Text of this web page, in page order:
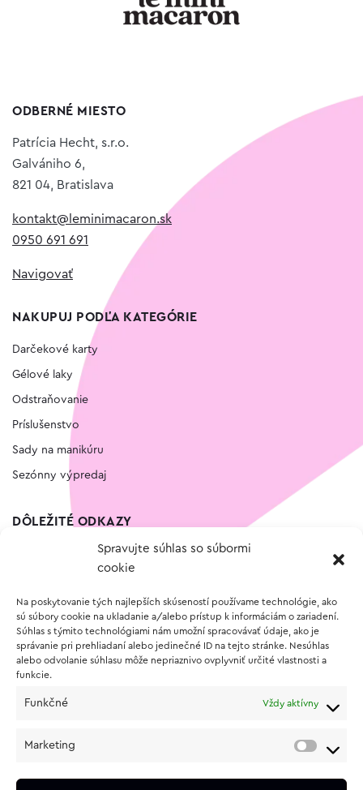
Spravujte súhlas so súbormi
cookie
Na poskytovanie tých najlepších skúseností používame technológie, ako
sú súbory cookie na ukladanie a/alebo prístup k informáciám o zariadení.
Súhlas s týmito technológiami nám umožní spracovávať údaje, ako je
správanie pri prehliadaní alebo jedinečné ID na tejto stránke. Nesúhlas
alebo odvolanie súhlasu môže nepriaznivo ovplyvniť určité vlastnosti a
funkcie.
Funkčné Vždy aktívny
Marketing
ODBERNÉ MIESTO
Patrícia Hecht, s.r.o.
Galvániho 6,
821 04, Bratislava
kontakt@leminimacaron.sk
0950 691 691
Navigovať
NAKUPUJ PODĽA KATEGÓRIE
Darčekové karty
Gélové laky
Odstraňovanie
Príslušenstvo
Sady na manikúru
Sezónny výpredaj
DÔLEŽITÉ ODKAZY
Vernostný program
O NÁKUPE
Vrátenie a reklamácia tovaru